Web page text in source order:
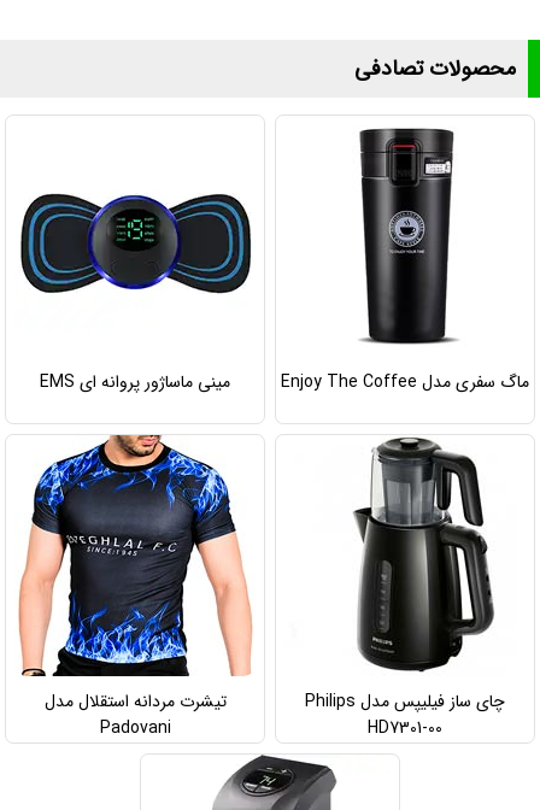
محصولات تصادفی
ماگ سفری مدل Enjoy The Coffee مینی ماساژور پروانه ای EMS
چای ساز فیلیپس مدل Philips
HD7301-00
تیشرت مردانه استقلال مدل
Padovani